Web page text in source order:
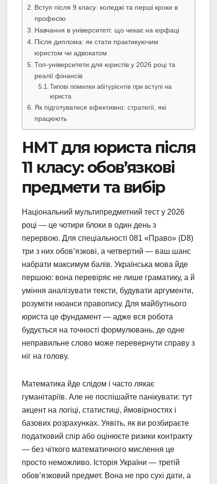
Вступ після 9 класу: коледжі та перші кроки в
професію
Навчання в університеті: що чекає на юрфаці
Після диплома: як стати практикуючим
юристом чи адвокатом
Топ-університети для юристів у 2026 році та
реалії фінансів
Типові помилки абітурієнтів при вступі на
юриста
Як підготуватися ефективно: стратегії, які
працюють
НМТ для юриста після
11 класу: обов’язкові
предмети та вибір
Національний мультипредметний тест у 2026
році — це чотири блоки в один день з
перервою. Для спеціальності 081 «Право» (D8)
три з них обов’язкові, а четвертий — ваш шанс
набрати максимум балів. Українська мова йде
першою: вона перевіряє не лише граматику, а й
уміння аналізувати тексти, будувати аргументи,
розуміти нюанси правопису. Для майбутнього
юриста це фундамент — адже вся робота
будується на точності формулювань, де одне
неправильне слово може перевернути справу з
ніг на голову.
Математика йде слідом і часто лякає
гуманітаріїв. Але не поспішайте панікувати: тут
акцент на логіці, статистиці, ймовірностях і
базових розрахунках. Уявіть, як ви розбираєте
податковий спір або оцінюєте ризики контракту
— без чіткого математичного мислення це
просто неможливо. Історія України — третій
обов’язковий предмет. Вона не про сухі дати, а